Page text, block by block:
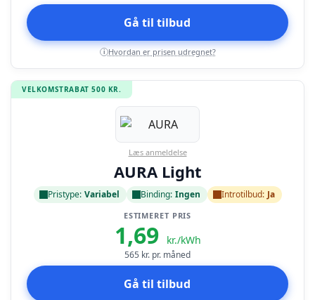
Gå til tilbud
i Hvordan er prisen udregnet?
VELKOMSTRABAT 500 KR.
Læs anmeldelse
AURA Light
Pristype: Variabel Binding: Ingen Introtilbud: Ja
ESTIMERET PRIS
1,69 kr./kWh
565 kr. pr. måned
Gå til tilbud